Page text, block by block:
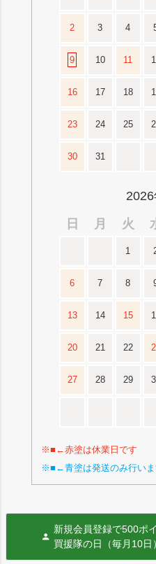
2 3 4
9 10 11
16 17 18
23 24 25
30 31
2026
日
月 火
1
6 7 8
13 14 15
20 21 22
27 28 29
※■←赤塗は休業日です
※■←青塗は発送のみ行いま
新規会員登録で500ポ
買援隊の日（毎月10